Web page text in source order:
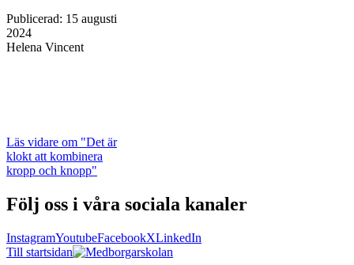
Publicerad: 15 augusti
2024
Helena Vincent
Läs vidare om "Det är
klokt att kombinera
kropp och knopp"
Följ oss i våra sociala kanaler
InstagramYoutubeFacebookXLinkedIn
Till startsidan